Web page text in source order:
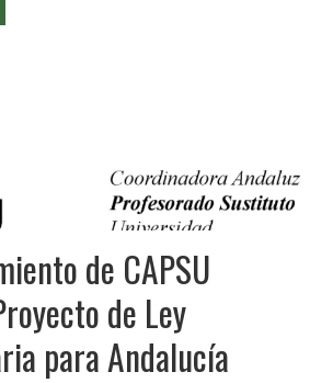
de CAPSU
de Ley
para Andalucía